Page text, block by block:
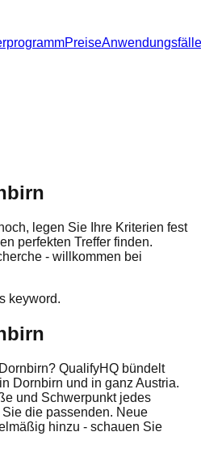
PreiseAnwendungsfälle
legen Sie Ihre Kriterien fest
perfekten Treffer finden.
- willkommen bei
keyword.
QualifyHQ bündelt
Dornbirn und in ganz Austria.
und Schwerpunkt jedes
die passenden. Neue
hinzu - schauen Sie